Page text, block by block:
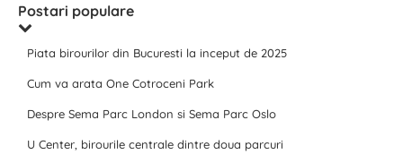
Postari populare
Piata birourilor din Bucuresti la inceput de 2025
Cum va arata One Cotroceni Park
Despre Sema Parc London si Sema Parc Oslo
U Center, birourile centrale dintre doua parcuri